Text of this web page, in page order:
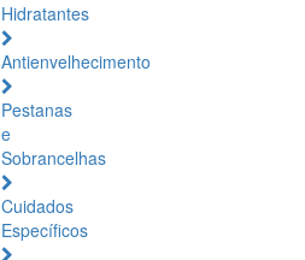
Hidratantes
Antienvelhecimento
Pestanas
e
Sobrancelhas
Cuidados
Específicos